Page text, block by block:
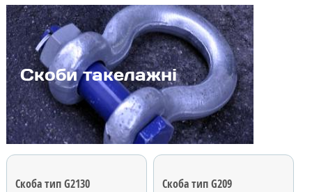
Скоби такелажні
Скоба тип G2130 Скоба тип G209